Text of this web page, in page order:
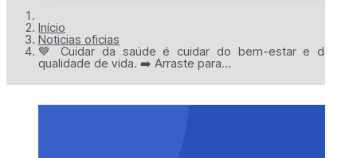
Início
Noticias oficias
💙 Cuidar da saúde é cuidar do bem-estar e da
qualidade de vida. ➡️ Arraste para...